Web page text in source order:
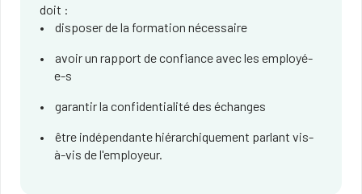
doit :
disposer de la formation nécessaire
avoir un rapport de confiance avec les employé-
e-s
garantir la confidentialité des échanges
être indépendante hiérarchiquement parlant vis-
à-vis de l'employeur.